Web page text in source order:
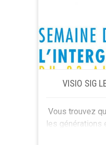
VISIO SIG
Vous trouvez
les générations
croyez à la